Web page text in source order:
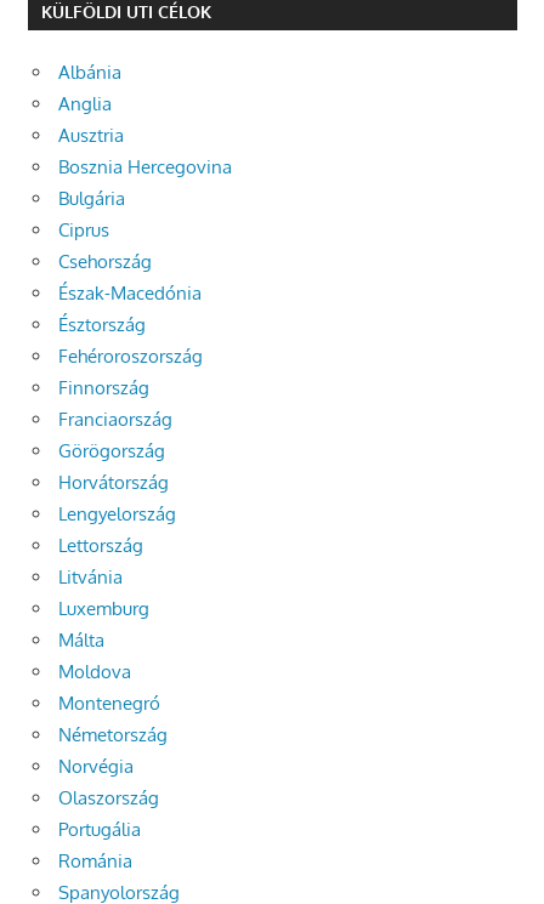
KÜLFÖLDI UTI CÉLOK
Albánia
Anglia
Ausztria
Bosznia Hercegovina
Bulgária
Ciprus
Csehország
Észak-Macedónia
Észtország
Fehéroroszország
Finnország
Franciaország
Görögország
Horvátország
Lengyelország
Lettország
Litvánia
Luxemburg
Málta
Moldova
Montenegró
Németország
Norvégia
Olaszország
Portugália
Románia
Spanyolország